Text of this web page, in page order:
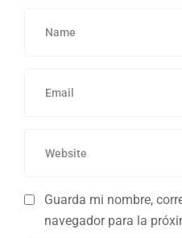
Guarda mi nombre,
navegador para la